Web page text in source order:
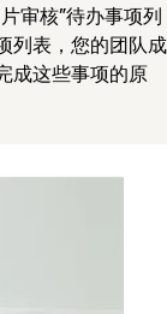
审核”待办事项列
列表，您的团队成
成这些事项的原